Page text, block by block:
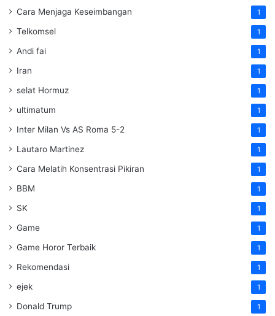
Cara Menjaga Keseimbangan 1
Telkomsel 1
Andi fai 1
Iran 1
selat Hormuz 1
ultimatum 1
Inter Milan Vs AS Roma 5-2 1
Lautaro Martinez 1
Cara Melatih Konsentrasi Pikiran 1
BBM 1
SK 1
Game 1
Game Horor Terbaik 1
Rekomendasi 1
ejek 1
Donald Trump 1